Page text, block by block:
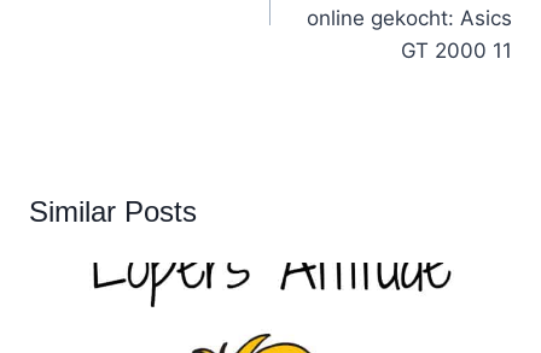
online gekocht: Asics
GT 2000 11
Similar Posts